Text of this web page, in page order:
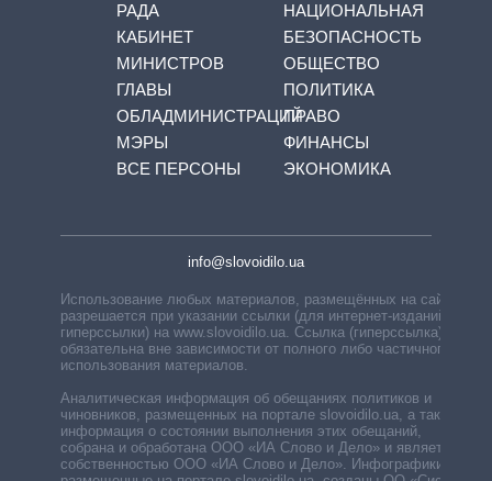
РАДА
КАБИНЕТ
МИНИСТРОВ
ГЛАВЫ
ОБЛАДМИНИСТРАЦИЙ
МЭРЫ
ВСЕ ПЕРСОНЫ
НАЦИОНАЛЬНАЯ
БЕЗОПАСНОСТЬ
ОБЩЕСТВО
ПОЛИТИКА
ПРАВО
ФИНАНСЫ
ЭКОНОМИКА
info@slovoidilo.ua
Использование любых материалов, размещённых на сайте,
разрешается при указании ссылки (для интернет-изданий —
гиперссылки) на www.slovoidilo.ua. Ссылка (гиперссылка)
обязательна вне зависимости от полного либо частичного
использования материалов.
Аналитическая информация об обещаниях политиков и
чиновников, размещенных на портале slovoidilo.ua, а также
информация о состоянии выполнения этих обещаний,
собрана и обработана ООО «ИА Слово и Дело» и является
собственностью ООО «ИА Слово и Дело». Инфографики,